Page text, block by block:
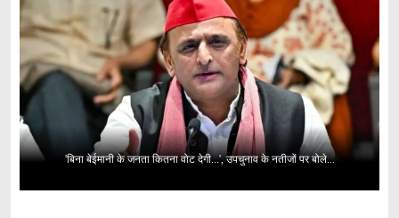
'बिना बेईमानी के जनता कितना वोट देगी...', उपचुनाव के नतीजों पर बोले...